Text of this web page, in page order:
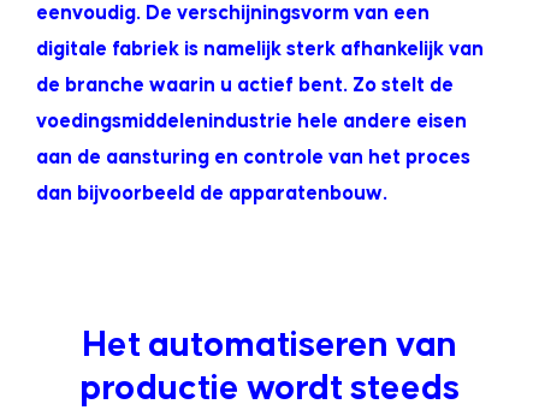
eenvoudig. De verschijningsvorm van een
digitale fabriek is namelijk sterk afhankelijk van
de branche waarin u actief bent. Zo stelt de
voedingsmiddelenindustrie hele andere eisen
aan de aansturing en controle van het proces
dan bijvoorbeeld de apparatenbouw.
Het automatiseren van
productie wordt steeds